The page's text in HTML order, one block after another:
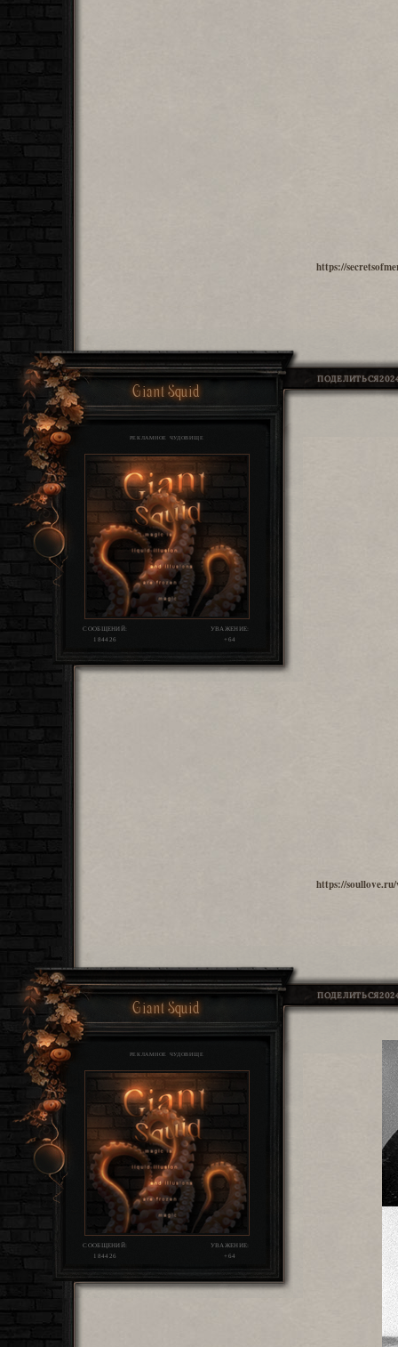
https://
ПОДЕЛИТЬСЯ
Giant Squid
РЕКЛАМНОЕ ЧУДОВИЩЕ
СООБЩЕНИЙ:
184426
УВАЖЕНИЕ:
+64
https://
ПОДЕЛИТЬСЯ
Giant Squid
РЕКЛАМНОЕ ЧУДОВИЩЕ
СООБЩЕНИЙ:
184426
УВАЖЕНИЕ:
+64